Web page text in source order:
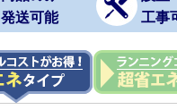
発送可能
工事